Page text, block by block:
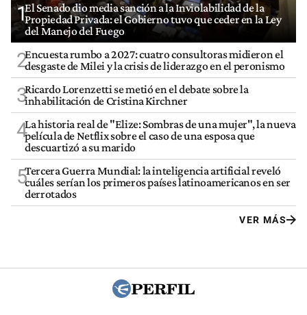
1El Senado dio media sanción a la Inviolabilidad de la
Propiedad Privada: el Gobierno tuvo que ceder en la Ley
del Manejo del Fuego
2Encuesta rumbo a 2027: cuatro consultoras midieron el
desgaste de Milei y la crisis de liderazgo en el peronismo
3Ricardo Lorenzetti se metió en el debate sobre la
inhabilitación de Cristina Kirchner
4La historia real de "Elize: Sombras de una mujer", la nueva
película de Netflix sobre el caso de una esposa que
descuartizó a su marido
5Tercera Guerra Mundial: la inteligencia artificial reveló
cuáles serían los primeros países latinoamericanos en ser
derrotados
VER MÁS